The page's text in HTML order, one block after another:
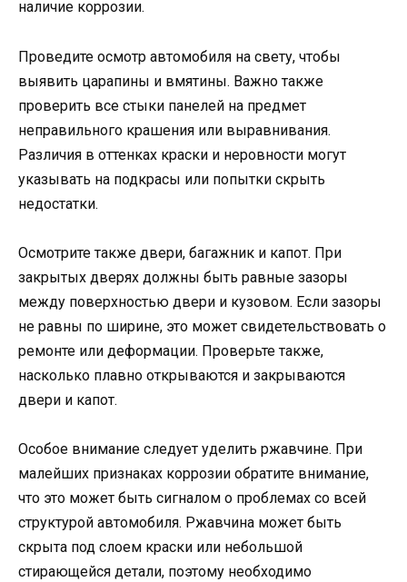
наличие коррозии.
Проведите осмотр автомобиля на свету, чтобы
выявить царапины и вмятины. Важно также
проверить все стыки панелей на предмет
неправильного крашения или выравнивания.
Различия в оттенках краски и неровности могут
указывать на подкрасы или попытки скрыть
недостатки.
Осмотрите также двери, багажник и капот. При
закрытых дверях должны быть равные зазоры
между поверхностью двери и кузовом. Если зазоры
не равны по ширине, это может свидетельствовать о
ремонте или деформации. Проверьте также,
насколько плавно открываются и закрываются
двери и капот.
Особое внимание следует уделить ржавчине. При
малейших признаках коррозии обратите внимание,
что это может быть сигналом о проблемах со всей
структурой автомобиля. Ржавчина может быть
скрыта под слоем краски или небольшой
стирающейся детали, поэтому необходимо